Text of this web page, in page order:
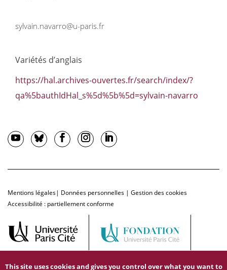
sylvain.navarro@u-paris.fr
Variétés d’anglais
https://hal.archives-ouvertes.fr/search/index/?
qa%5bauthIdHal_s%5d%5b%5d=sylvain-navarro
Mentions légales| Données personnelles | Gestion des cookies
Accessibilité : partiellement conforme
This site uses cookies and gives you control over what you want to